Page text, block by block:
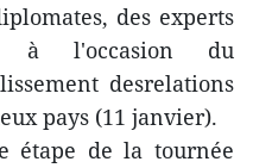
des experts
à l'occasion du
desrelations
pays (11 janvier).
étape de la tournée